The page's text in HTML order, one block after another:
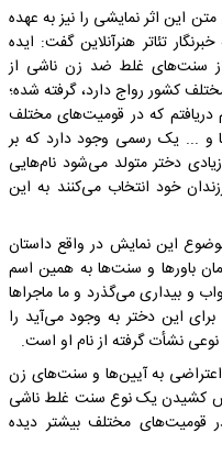
این اثر نمایشی را نیز به عهده
تئاتر هنرآنلاین گفت: ایده
سنت‌های غلط ضد زن ناشی از
کشور رواج دارد، گرفته شده؛
که در قومیت‌های مختلف
و ... یک رسمی وجود دارد که بر
دختر متولد می‌شود نام‌هایی
خود انتخاب می‌کنند به این
این نمایش در واقع داستان
باورها و سنت‌ها به همین اسم
و بیداری می‌گذرد و ما ماجراها
برای این دختر به وجود می‌آید را
نشأت گرفته از نام او است.
اعتراضی به آیین‌ها و سنت‌های زن
کشیدن یک نوع سنت غلط ناشی
قومیت‌های مختلف بیشتر دیده